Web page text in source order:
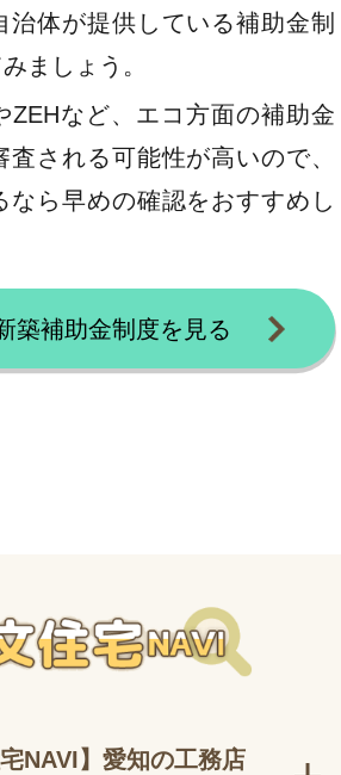
治体が提供している補助金制
ましょう。
ZEHなど、エコ方面の補助金
される可能性が高いので、
なら早めの確認をおすすめし
築補助金制度を見る
NAVI】愛知の工務店